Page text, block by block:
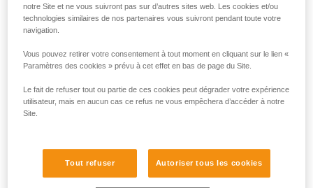
Au moment de faire le nœud, il faut prendre du mou. L'ASAP
doit alors être considéré comme désactivé : l'utilisateur doit
donc disposer d'un système de remplacement (longe sur
- Toujours évoluer en dessous des points d'ancrage.
contre-assurage sur un point haut limitant le risque de
pendule.
- L'utilisateur doit procéder à une analyse des risques avant
le dégagement nécessaire en cas de chute.
notre Site et ne vous suivront pas sur d’autres sites web. Les cookies et/ou
technologies similaires de nos partenaires vous suivront pendant toute votre
navigation.
Vous pouvez retirer votre consentement à tout moment en cliquant sur le lien «
Paramètres des cookies » prévu à cet effet en bas de page du Site.
Le fait de refuser tout ou partie de ces cookies peut dégrader votre expérience
utilisateur, mais en aucun cas ce refus ne vous empêchera d’accéder à notre
Site.
Tout refuser Autoriser tous les cookies